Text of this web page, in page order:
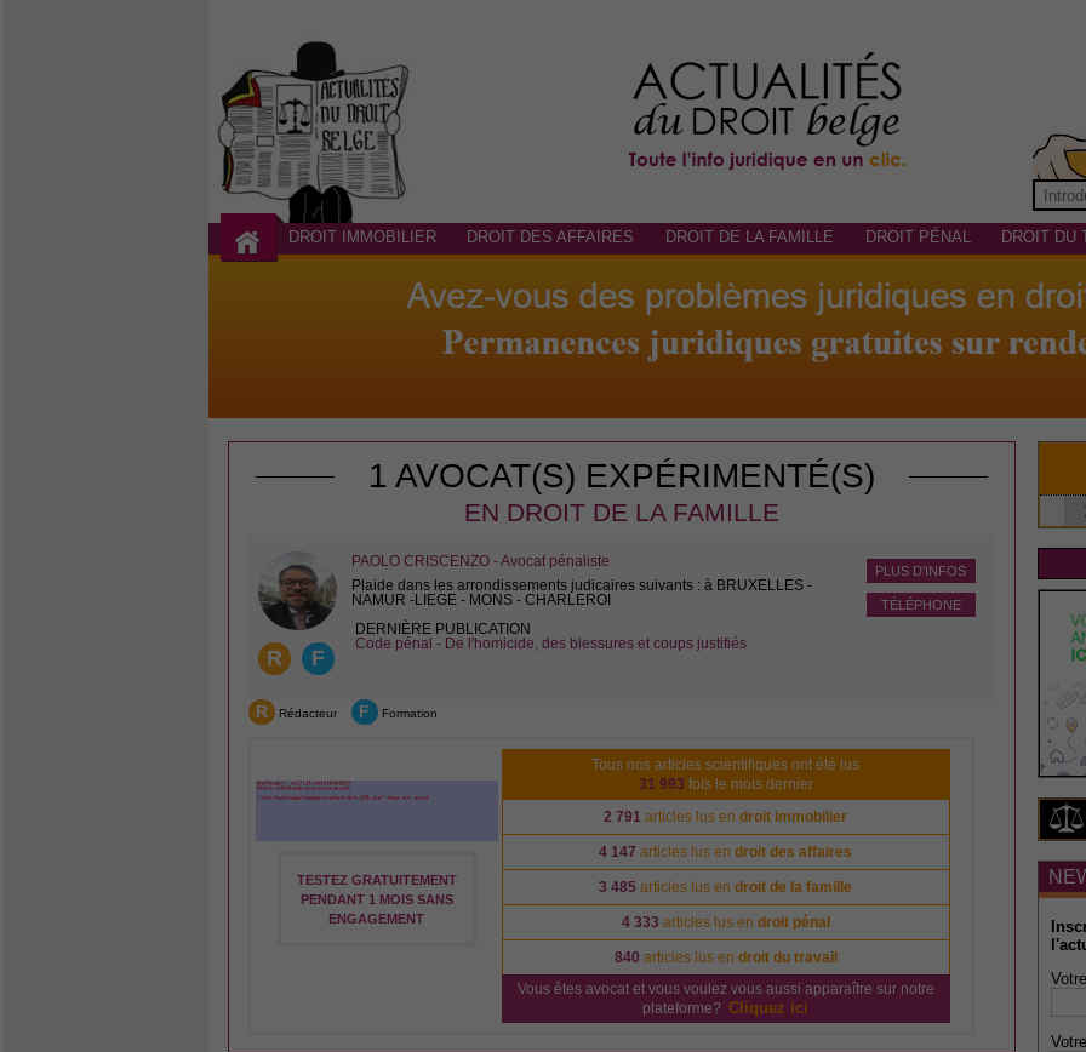
DROIT IMMOBILIER DROIT DES AFFAIRES DROIT DE LA FAMILLE DROIT PÉNAL DROIT DU
1 AVOCAT(S) EXPÉRIMENTÉ(S)
EN DROIT DE LA FAMILLE
R F
PLUS D'INFOS
TÉLÉPHONE
PAOLO CRISCENZO - Avocat pénaliste
Plaide dans les arrondissements judicaires suivants : à BRUXELLES -
NAMUR -LIEGE - MONS - CHARLEROI
DERNIÈRE PUBLICATION
Code pénal - De l'homicide, des blessures et coups justifiés
R Rédacteur F Formation
TESTEZ GRATUITEMENT
PENDANT 1 MOIS SANS
ENGAGEMENT
Tous nos articles scientifiques ont été lus
31 993 fois le mois dernier
2 791 articles lus endroit immobilier
4 147 articles lus endroit des affaires
3 485 articles lus endroit de la famille
4 333 articles lus en droit pénal
840 articles lus en droit du travail
Vous êtes avocat et vous voulez vous aussi apparaître sur notre
plateforme? Cliquez ici